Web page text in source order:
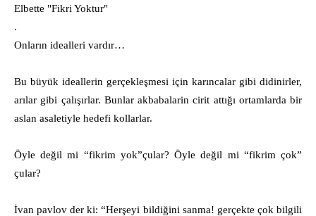
Elbette "Fikri Yoktur"
.
Onların idealleri vardır…
Bu büyük ideallerin gerçekleşmesi için karıncalar gibi didinirler,
arılar gibi çalışırlar. Bunlar akbabalarin cirit attığı ortamlarda bir
aslan asaletiyle hedefi kollarlar.
Öyle değil mi “fikrim yok”çular? Öyle değil mi “fikrim çok”
çular?
İvan pavlov der ki: “Herşeyi bildiğini sanma! gerçekte çok bilgili